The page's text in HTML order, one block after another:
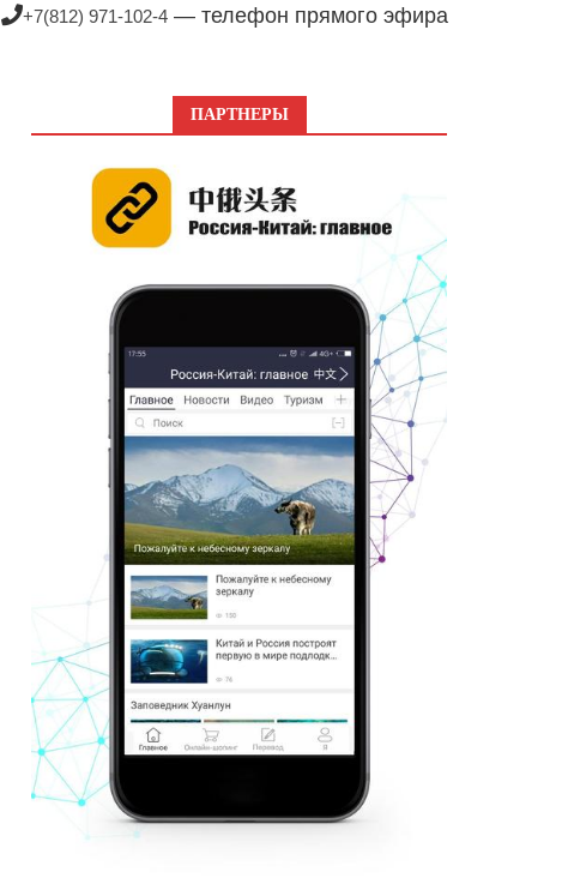
+7(812) 971-102-4 — телефон прямого эфира
ПАРТНЕРЫ